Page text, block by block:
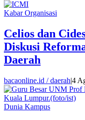
Kabar Organisasi
Celios dan
Diskusi
Daerah
bacaonline.id / daerah|4
Dunia Kampus